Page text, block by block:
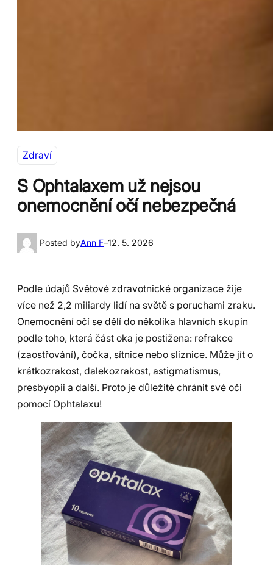
Zdraví
S Ophtalaxem už nejsou
onemocnění očí nebezpečná
Posted byAnn F–12. 5. 2026
Podle údajů Světové zdravotnické organizace žije
více než 2,2 miliardy lidí na světě s poruchami zraku.
Onemocnění očí se dělí do několika hlavních skupin
podle toho, která část oka je postižena: refrakce
(zaostřování), čočka, sítnice nebo sliznice. Může jít o
krátkozrakost, dalekozrakost, astigmatismus,
presbyopii a další. Proto je důležité chránit své oči
pomocí Ophtalaxu!